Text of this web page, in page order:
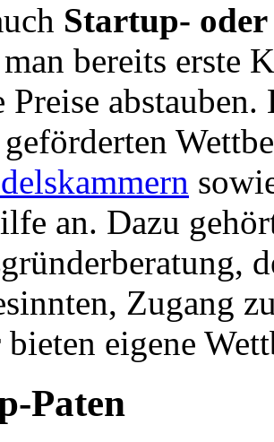
Startup- oder
bereits erste
Preise
an. Dazu
Zugang
eigene
Paten